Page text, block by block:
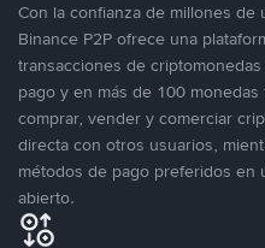
Con la confianza de millones
Binance P2P ofrece una
transacciones de
pago y en más de 100
comprar, vender y comerciar
directa con otros usuarios,
métodos de pago preferidos en
abierto.